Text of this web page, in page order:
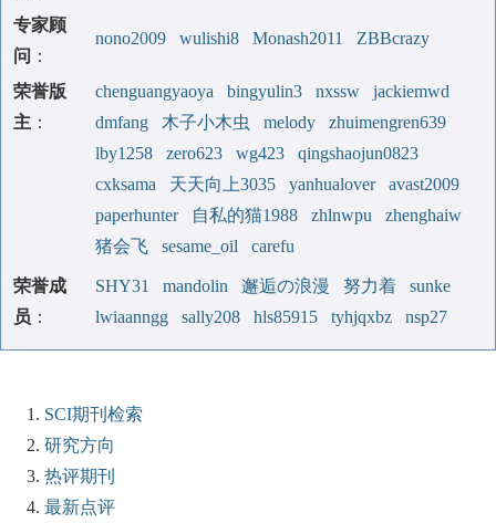
专家顾
问 ：
nono2009 wulishi8 Monash2011 ZBBcrazy
荣誉版
主 ：
chenguangyaoya bingyulin3 nxssw
jackiemwd
dmfang
木子小木虫 melody
zhuimengren639
lby1258
zero623 wg423
qingshaojun0823
cxksama
天天向上3035 yanhualover
avast2009
paperhunter
自私的猫1988 zhlnwpu
zhenghaiw
猪会飞
sesame_oil carefu
荣誉成
员 ：
SHY31 mandolin 邂逅の浪漫 努力着
sunke
lwiaanngg
sally208 hls85915 tyhjqxbz nsp27
SCI期刊检索
研究方向
热评期刊
最新点评